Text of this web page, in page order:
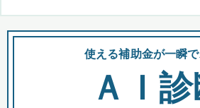
都道府県
全国の検索結果を含めて表示
使える補助金が一瞬
ＡＩ